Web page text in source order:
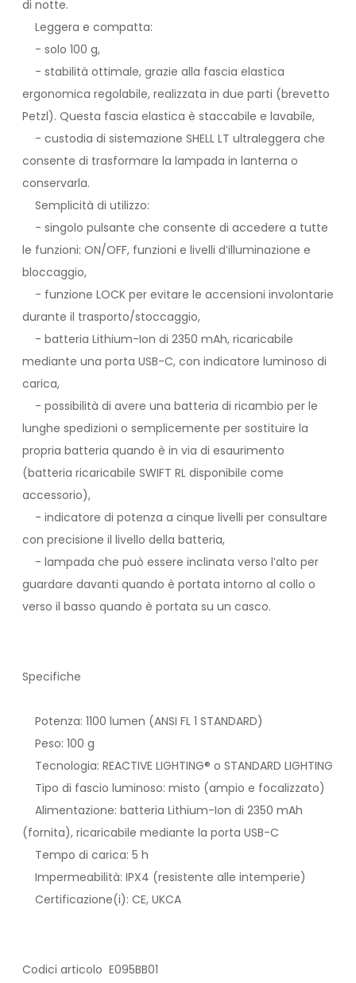
di notte.
Leggera e compatta:
- solo 100 g,
- stabilità ottimale, grazie alla fascia elastica
ergonomica regolabile, realizzata in due parti (brevetto
Petzl). Questa fascia elastica è staccabile e lavabile,
- custodia di sistemazione SHELL LT ultraleggera che
consente di trasformare la lampada in lanterna o
conservarla.
Semplicità di utilizzo:
- singolo pulsante che consente di accedere a tutte
le funzioni: ON/OFF, funzioni e livelli d’illuminazione e
bloccaggio,
- funzione LOCK per evitare le accensioni involontarie
durante il trasporto/stoccaggio,
- batteria Lithium-Ion di 2350 mAh, ricaricabile
mediante una porta USB-C, con indicatore luminoso di
carica,
- possibilità di avere una batteria di ricambio per le
lunghe spedizioni o semplicemente per sostituire la
propria batteria quando è in via di esaurimento
(batteria ricaricabile SWIFT RL disponibile come
accessorio),
- indicatore di potenza a cinque livelli per consultare
con precisione il livello della batteria,
- lampada che può essere inclinata verso l’alto per
guardare davanti quando è portata intorno al collo o
verso il basso quando è portata su un casco.
Specifiche
Potenza: 1100 lumen (ANSI FL 1 STANDARD)
Peso: 100 g
Tecnologia: REACTIVE LIGHTING® o STANDARD LIGHTING
Tipo di fascio luminoso: misto (ampio e focalizzato)
Alimentazione: batteria Lithium-Ion di 2350 mAh
(fornita), ricaricabile mediante la porta USB-C
Tempo di carica: 5 h
Impermeabilità: IPX4 (resistente alle intemperie)
Certificazione(i): CE, UKCA
Codici articolo E095BB01